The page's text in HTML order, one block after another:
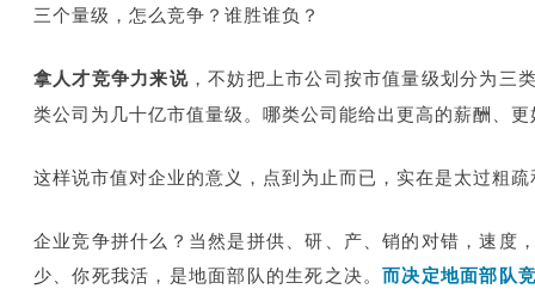
三个量级，怎么竞争？谁胜谁负？
拿人才竞争力来说，不妨把上市公司按市值量级划分为三
类公司为几十亿市值量级。哪类公司能给出更高的薪酬、
这样说市值对企业的意义，点到为止而已，实在是太过粗
企业竞争拼什么？当然是拼供、研、产、销的对错，速度
少、你死我活，是地面部队的生死之决。而决定地面部队